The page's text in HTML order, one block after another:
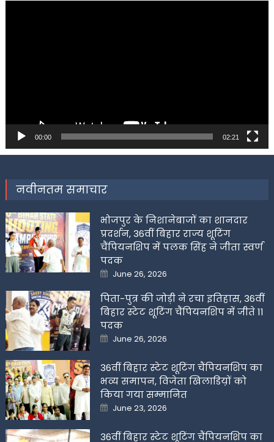
00:00 02:21
नवीनतम समाचार
भोजपुर के निशानेबाजों का शानदार
प्रदर्शन, 36वीं बिहार राज्य शूटिंग
चैंपियनशिप में पलक सिंह ने जीता स्वर्ण
पदक
Posted
on
June 26, 2026
पिता-पुत्र की जोड़ी ने रचा इतिहास, 36वीं
बिहार स्टेट शूटिंग चैंपियनशिप में जीते 11
पदक
Posted
on
June 26, 2026
36वीं बिहार स्टेट शूटिंग चैंपियनशिप का
भव्य समापन, विजेता खिलाडिय़ों को
किया गया सम्मानित
Posted
on
June 23, 2026
36वीं बिहार स्टेट शूटिंग चैंपियनशिप का